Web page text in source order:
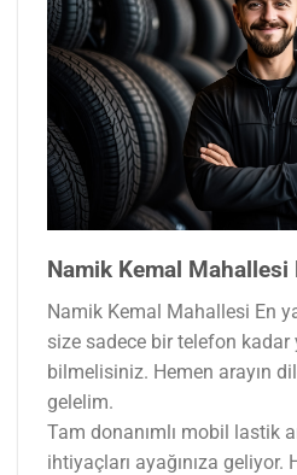
Namik Kemal Mahallesi
Namik Kemal Mahallesi En
size sadece bir telefon kadar
bilmelisiniz. Hemen arayın
gelelim.
Tam donanımlı mobil lastik
ihtiyaçları ayağınıza geliyor.